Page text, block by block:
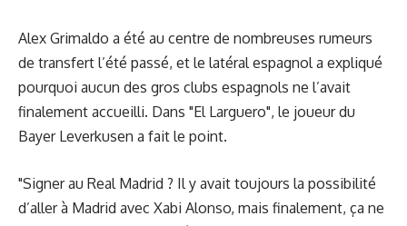
Alex Grimaldo a été au centre de nombreuses rumeurs
de transfert l’été passé, et le latéral espagnol a expliqué
pourquoi aucun des gros clubs espagnols ne l’avait
finalement accueilli. Dans "El Larguero", le joueur du
Bayer Leverkusen a fait le point.
"Signer au Real Madrid ? Il y avait toujours la possibilité
d’aller à Madrid avec Xabi Alonso, mais finalement, ça ne